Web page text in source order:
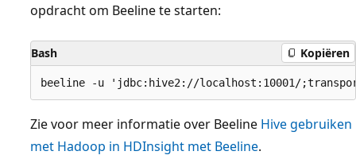
opdracht om Beeline te starten:
Bash Kopiëren
Zie voor meer informatie over Beeline Hive gebruiken
met Hadoop in HDInsight met Beeline.